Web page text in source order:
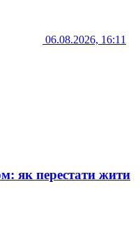
06.08.2026, 16:11
як перестати жити